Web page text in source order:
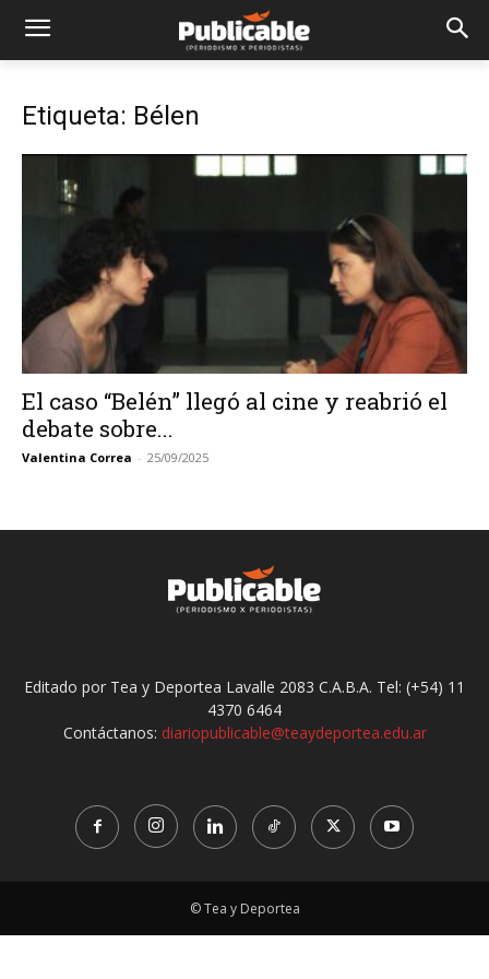
Etiqueta: Bélen
El caso “Belén” llegó al cine y reabrió el
debate sobre...
Valentina Correa - 25/09/2025
Editado por Tea y Deportea Lavalle 2083 C.A.B.A. Tel: (+54) 11
4370 6464
Contáctanos: diariopublicable@teaydeportea.edu.ar
© Tea y Deportea